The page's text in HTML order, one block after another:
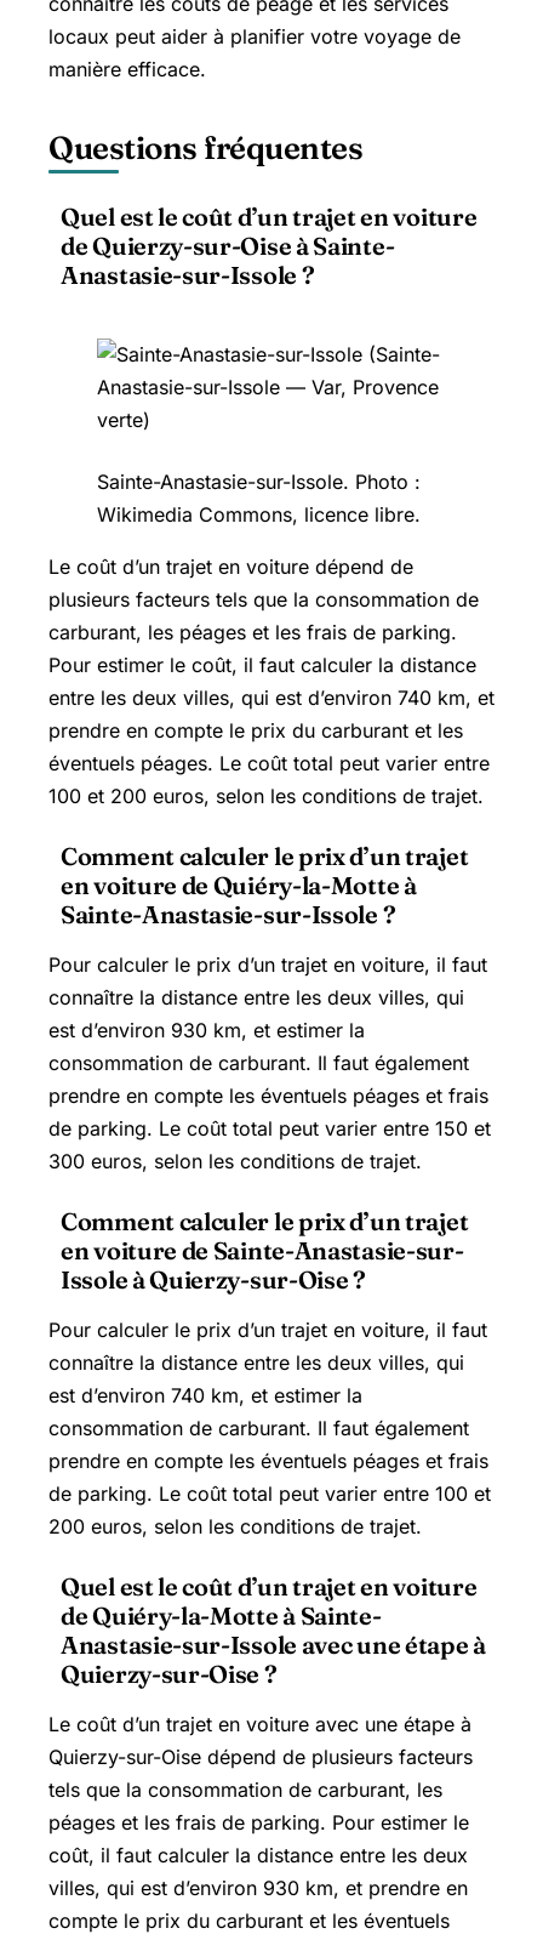
locaux peut aider à planifier votre voyage de
manière efficace.
Questions fréquentes
Quel est le coût d’un trajet en voiture
de Quierzy-sur-Oise à Sainte-
Anastasie-sur-Issole ?
Sainte-Anastasie-sur-Issole. Photo :
Wikimedia Commons, licence libre.
Le coût d’un trajet en voiture dépend de
plusieurs facteurs tels que la consommation de
carburant, les péages et les frais de parking.
Pour estimer le coût, il faut calculer la distance
entre les deux villes, qui est d’environ 740 km, et
prendre en compte le prix du carburant et les
éventuels péages. Le coût total peut varier entre
100 et 200 euros, selon les conditions de trajet.
Comment calculer le prix d’un trajet
en voiture de Quiéry-la-Motte à
Sainte-Anastasie-sur-Issole ?
Pour calculer le prix d’un trajet en voiture, il faut
connaître la distance entre les deux villes, qui
est d’environ 930 km, et estimer la
consommation de carburant. Il faut également
prendre en compte les éventuels péages et frais
de parking. Le coût total peut varier entre 150 et
300 euros, selon les conditions de trajet.
Comment calculer le prix d’un trajet
en voiture de Sainte-Anastasie-sur-
Issole à Quierzy-sur-Oise ?
Pour calculer le prix d’un trajet en voiture, il faut
connaître la distance entre les deux villes, qui
est d’environ 740 km, et estimer la
consommation de carburant. Il faut également
prendre en compte les éventuels péages et frais
de parking. Le coût total peut varier entre 100 et
200 euros, selon les conditions de trajet.
Quel est le coût d’un trajet en voiture
de Quiéry-la-Motte à Sainte-
Anastasie-sur-Issole avec une étape à
Quierzy-sur-Oise ?
Le coût d’un trajet en voiture avec une étape à
Quierzy-sur-Oise dépend de plusieurs facteurs
tels que la consommation de carburant, les
péages et les frais de parking. Pour estimer le
coût, il faut calculer la distance entre les deux
villes, qui est d’environ 930 km, et prendre en
compte le prix du carburant et les éventuels